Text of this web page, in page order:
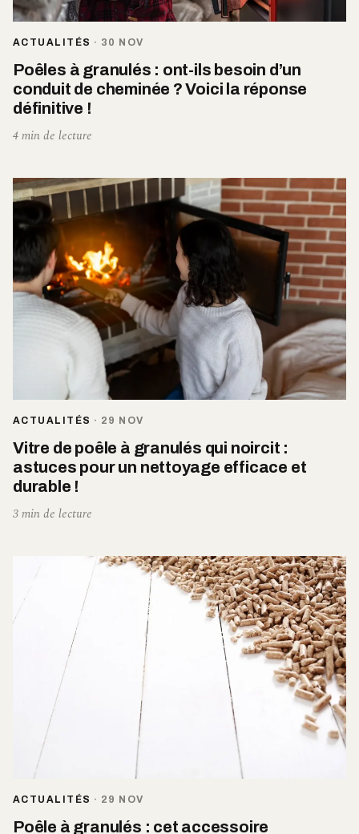
ACTUALITÉS · 30 NOV
Poêles à granulés : ont-ils besoin d’un
conduit de cheminée ? Voici la réponse
définitive !
4 min de lecture
ACTUALITÉS · 29 NOV
Vitre de poêle à granulés qui noircit :
astuces pour un nettoyage efficace et
durable !
3 min de lecture
ACTUALITÉS · 29 NOV
Poêle à granulés : cet accessoire